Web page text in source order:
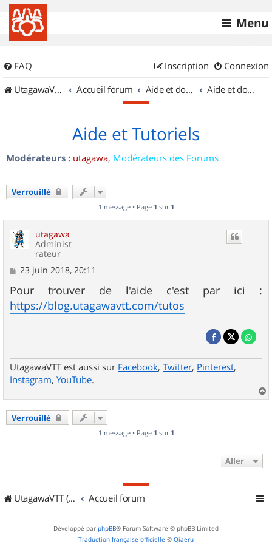
Menu
FAQ Connexion
Inscription
UtagawaVTT (Randos VTT et VTTAE avec traces GPS)
Accueil forum Aide et documentation Aide et documentation
Aide et Tutoriels
Modérateurs : utagawa, Modérateurs des Forums
Verrouillé
1 message • Page 1 sur 1
utagawa
Administ
rateur
M
s
s
a
g
23 juin 2018, 20:11
Pour trouver de l'aide c'est par ici :
https://blog.utagawavtt.com/tutos
UtagawaVTT est aussi sur Facebook, Twitter, Pinterest,
Instagram, YouTube.
a
Verrouillé
1 message • Page 1 sur 1
Aller
UtagawaVTT (Randos VTT et VTTAE avec traces GPS) Accueil forum
Développé par phpBB® Forum Software © phpBB Limited
Traduction française officielle © Qiaeru